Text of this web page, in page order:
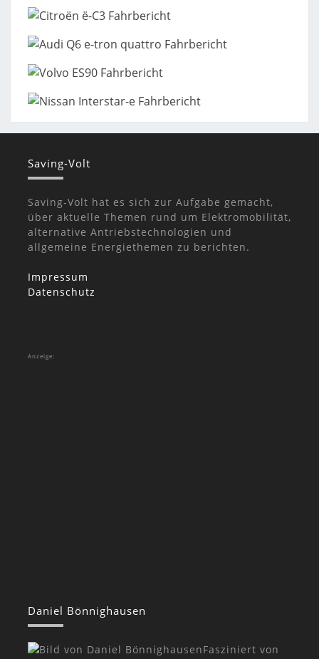
Saving-Volt
Saving-Volt hat es sich zur Aufgabe gemacht,
über aktuelle Themen rund um Elektromobilität,
alternative Antriebstechnologien und
allgemeine Energiethemen zu berichten.
Impressum
Datenschutz
Anzeige:
Daniel Bönnighausen
Fasziniert von